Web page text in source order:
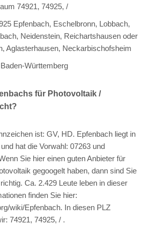
74921, 74925, /
Epfenbach, Eschelbronn, Lobbach,
Neidenstein, Reichartshausen oder
Aglasterhausen, Neckarbischofsheim
Württemberg
für Photovoltaik /
ist: GV, HD. Epfenbach liegt in
hat die Vorwahl: 07263 und
Sie hier einen guten Anbieter für
gegoogelt haben, dann sind Sie
Ca. 2.429 Leute leben in dieser
finden Sie hier:
wiki/Epfenbach. In diesen PLZ
74921, 74925, / .